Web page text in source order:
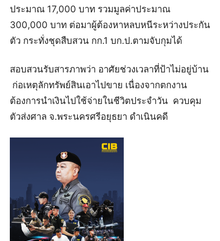
ประมาณ 17,000 บาท รวมมูลค่าประมาณ
300,000 บาท ต่อมาผู้ต้องหาหลบหนีระหว่างประกัน
ตัว กระทั่งชุดสืบสวน กก.1 บก.ป.ตามจับกุมได้
สอบสวนรับสารภาพว่า อาศัยช่วงเวลาที่ป้าไม่อยู่บ้าน
ก่อเหตุลักทรัพย์สินเอาไปขาย เนื่องจากตกงาน
ต้องการนำเงินไปใช้จ่ายในชีวิตประจำวัน ควบคุม
ตัวส่งศาล จ.พระนครศรีอยุธยา ดำเนินคดี